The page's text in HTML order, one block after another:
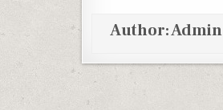
Author:Admin